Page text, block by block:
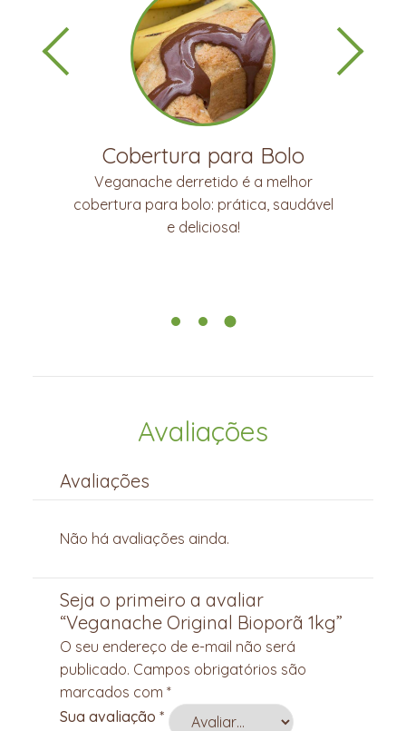
Fondue!
Derretido em banho-maria o
Veganache Bioporã fica super
cremoso, como um fondue.
Avaliações
Avaliações
Não há avaliações ainda.
Seja o primeiro a avaliar
“Veganache Original Bioporã 1kg”
O seu endereço de e-mail não será
publicado. Campos obrigatórios são
marcados com *
Sua avaliação *